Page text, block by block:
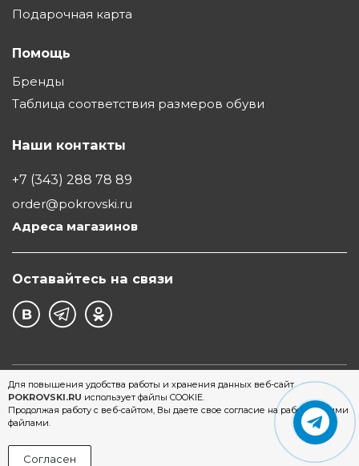
Для повышения удобства работы и хранения данных веб-сайт
POKROVSKI.RU использует файлы COOKIE.
Продолжая работу с веб-сайтом, Вы даете свое согласие на работу с этими
файлами.
Согласен
Подарочная карта
Помощь
Бренды
Таблица соответствия размеров обуви
Наши контакты
+7 (343) 288 78 89
order@pokrovski.ru
Адреса магазинов
Оставайтесь на связи
©1997 - 2026 Обувной Дом "Покровский" - сеть
магазинов обуви в Екатеринбурге